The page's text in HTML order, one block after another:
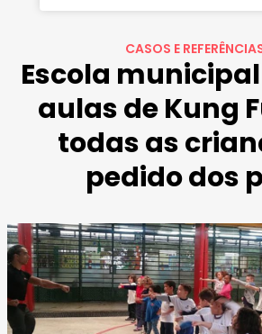
CASOS E
Escola
aulas de Kung
todas as
pedido dos